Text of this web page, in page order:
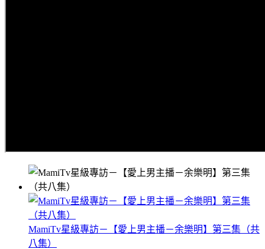
MamiTv星級專訪－【愛上男主播－余樂明】第三集（共
八集）